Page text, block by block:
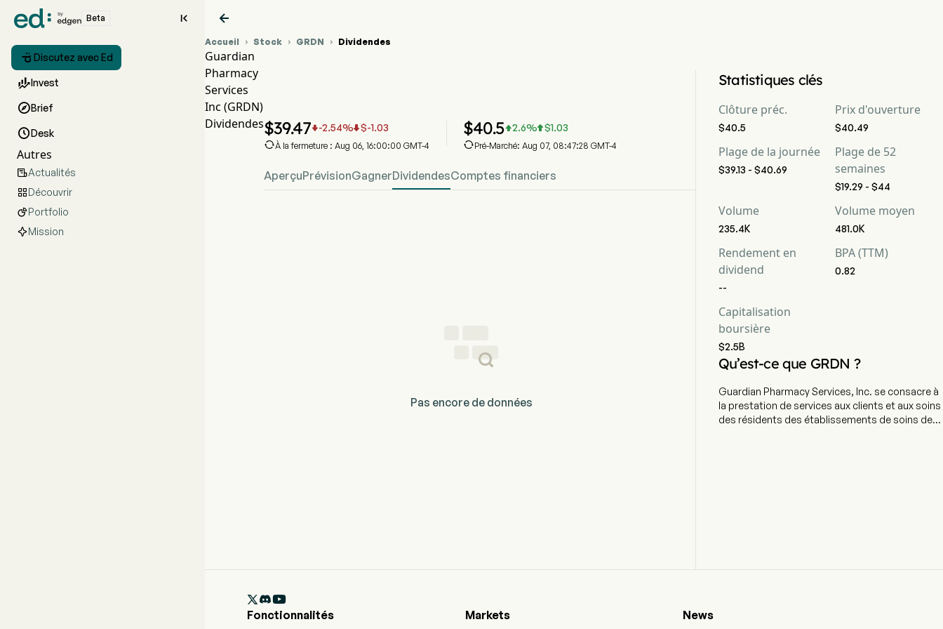
Beta 
 Discutez avec Ed
Invest
Brief
Desk
Autres
Actualités
Découvrir
Portfolio
Mission

Accueil  Stock  GRDN  Dividendes
Guardian
Pharmacy
Services
Inc (GRDN)
Dividendes$39.47-2.54% $-1.03
À la fermeture : Aug 06, 16:00:00 GMT-4
$40.52.6% $1.03
Pré-Marché: Aug 07, 08:47:28 GMT-4
AperçuPrévisionGagnerDividendesComptes financiers
Pas encore de données
Statistiques clés
Clôture préc.
$40.5
Prix d'ouverture
$40.49
Plage de la journée
$39.13 - $40.69
Plage de 52
semaines
$19.29 - $44
Volume
235.4K
Volume moyen
481.0K
Rendement en
dividend
--
BPA (TTM)
0.82
Capitalisation
boursière
$2.5B
Qu’est-ce que GRDN ?
Guardian Pharmacy Services, Inc. se consacre à
la prestation de services aux clients et aux soins
des résidents des établissements de soins de

Fonctionnalités
Markets News